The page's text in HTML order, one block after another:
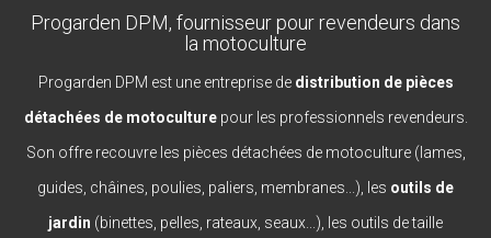
Progarden DPM, fournisseur pour revendeurs dans
la motoculture
Progarden DPM est une entreprise de distribution de pièces
détachées de motoculturepour les professionnels revendeurs.
Son offre recouvre les pièces détachées de motoculture (lames,
guides, châines, poulies, paliers, membranes...), les outils de
jardin (binettes, pelles, rateaux, seaux...), les outils de taille